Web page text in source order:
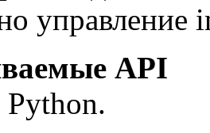
управление
API